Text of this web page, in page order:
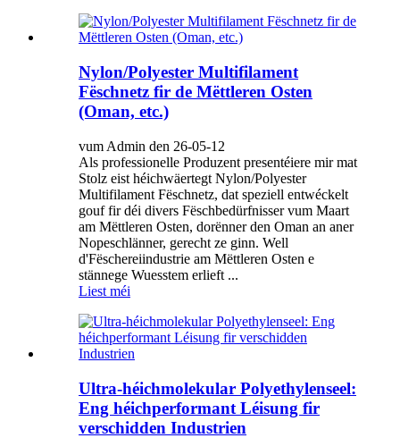
Nylon/Polyester Multifilament
Fëschnetz fir de Mëttleren Osten
(Oman, etc.)
vum Admin den 26-05-12
Als professionelle Produzent presentéiere mir mat
Stolz eist héichwäertegt Nylon/Polyester
Multifilament Fëschnetz, dat speziell entwéckelt
gouf fir déi divers Fëschbedürfnisser vum Maart
am Mëttleren Osten, dorënner den Oman an aner
Nopeschlänner, gerecht ze ginn. Well
d'Fëschereiindustrie am Mëttleren Osten e
stännege Wuesstem erlieft ...
Liest méi
Ultra-héichmolekular Polyethylenseel:
Eng héichperformant Léisung fir
verschidden Industrien